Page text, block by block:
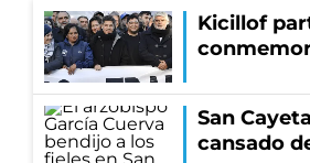
Kicillof
San
cansado